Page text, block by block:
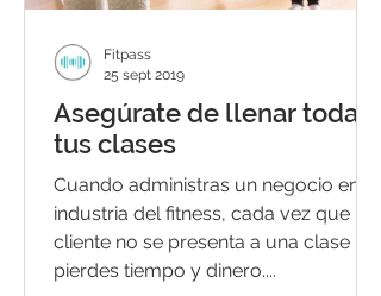
Asegúrate de llenar todas
tus clases
Cuando administras un negocio en la
industria del fitness, cada vez que un
cliente no se presenta a una clase
pierdes tiempo y dinero....
Fitpass
25 sept 2019